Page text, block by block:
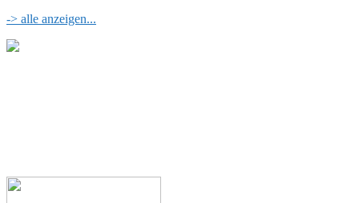
-> alle anzeigen...